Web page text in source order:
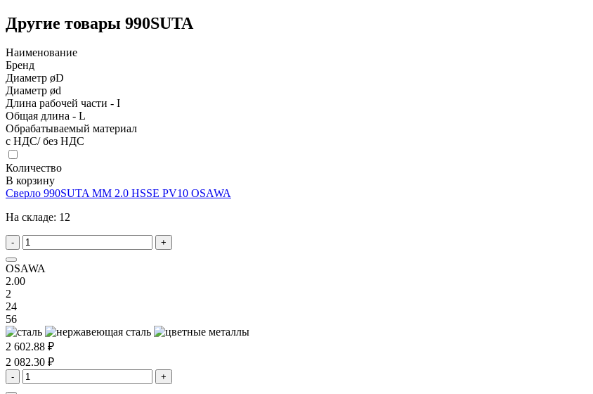
Другие товары 990SUTA
Наименование
Бренд
Диаметр øD
Диаметр ød
Длина рабочей части - I
Общая длина - L
Обрабатываемый материал
с НДС/ без НДС
Количество
В корзину
Сверло 990SUTA MM 2.0 HSSE PV10 OSAWA
На складе: 12
- +
OSAWA
2.00
2
24
56
2 602.88 ₽
2 082.30 ₽
- +